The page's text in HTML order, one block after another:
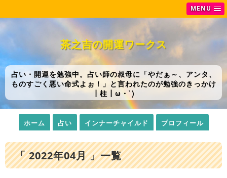
MENU
茶之吉の開運ワークス
占い・開運を勉強中。占い師の叔母に「やだぁ～、アンタ、
ものすごく悪い命式よぉ！」と言われたのが勉強のきっかけ
┃柱┃ω・`)
ホーム 占い インナーチャイルド プロフィール
「 2022年04月 」一覧